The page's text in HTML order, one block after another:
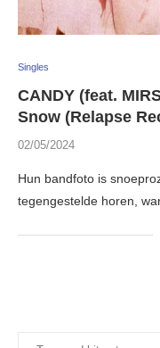
Singles
CANDY (feat.
Snow (Relapse
02/05/2024
Hun bandfoto is
tegengestelde horen,